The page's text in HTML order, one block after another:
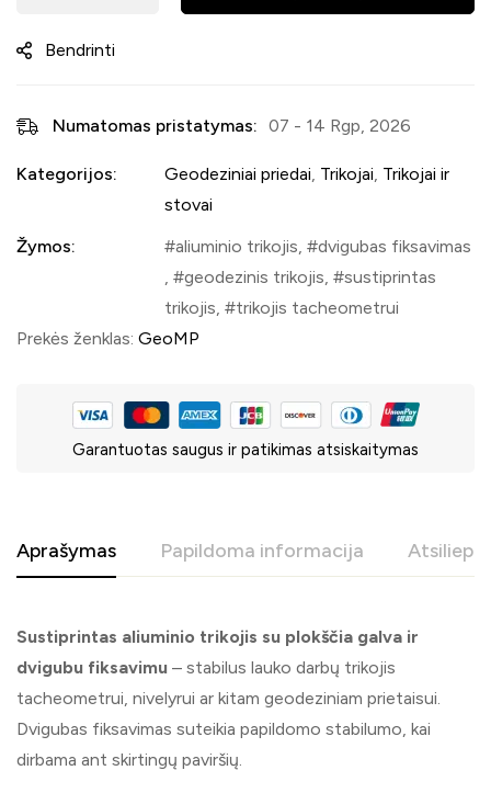
Bendrinti
Numatomas pristatymas: 07 - 14 Rgp, 2026
Kategorijos: Geodeziniai priedai, Trikojai, Trikojai ir
stovai
Žymos:
aliuminio trikojis,
dvigubas fiksavimas
,
geodezinis trikojis,
sustiprintas
trikojis,
trikojis tacheometrui
Prekės ženklas: GeoMP
Garantuotas saugus ir patikimas atsiskaitymas
Aprašymas Papildoma informacija
Sustiprintas aliuminio trikojis su plokščia galva ir
dvigubu fiksavimu – stabilus lauko darbų trikojis
tacheometrui, nivelyrui ar kitam geodeziniam prietaisui.
Dvigubas fiksavimas suteikia papildomo stabilumo, kai
dirbama ant skirtingų paviršių.